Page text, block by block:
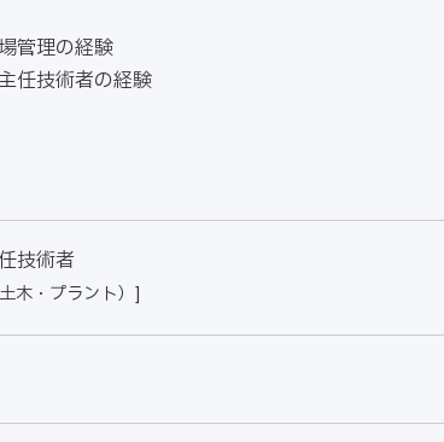
管理の経験
任技術者の経験
技術者
木・プラント）]